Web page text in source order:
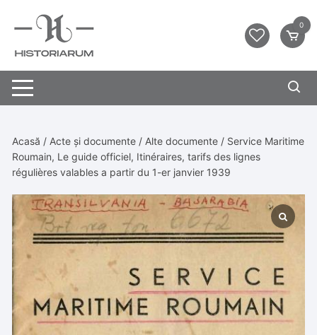
0
Acasă / Acte și documente / Alte documente / Service Maritime
Roumain, Le guide officiel, Itinéraires, tarifs des lignes
régulières valables a partir du 1-er janvier 1939